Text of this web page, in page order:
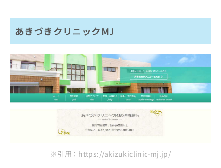
あきづきクリニックMJ
※引用：https://akizukiclinic-mj.jp/